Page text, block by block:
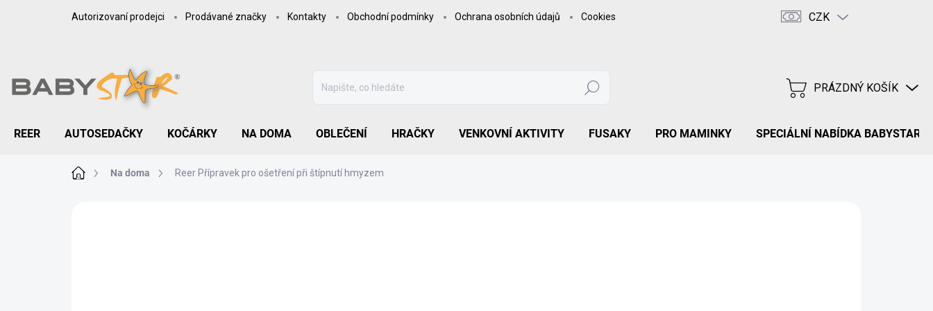
Autorizovaní prodejci Prodávané značky Kontakty Obchodní podmínky Ochrana osobních údajů Cookies CZK
Hledat
NÁKUPNÍ
PRÁZDNÝ KOŠÍK
REER AUTOSEDAČKY KOČÁRKY NA DOMA OBLEČENÍ HRAČKY VENKOVNÍ AKTIVITY FUSAKY PRO MAMINKY SPECIÁLNÍ NABÍDKA BABYSTAR
Domů Na doma Reer Přípravek pro ošetření při štípnutí hmyzem